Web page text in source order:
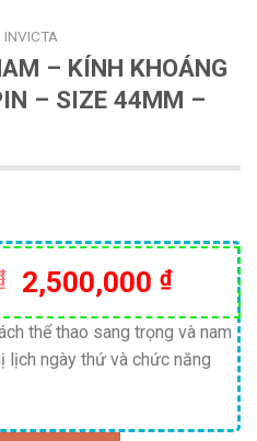
INVICTA
– KÍNH KHOÁNG
– SIZE 44MM –
Giá
gốc
là:
2,800,000 ₫.
2,500,000 ₫Giá
hiện
tại
là:
thể thao sang trọng và nam
lịch ngày thứ và chức năng